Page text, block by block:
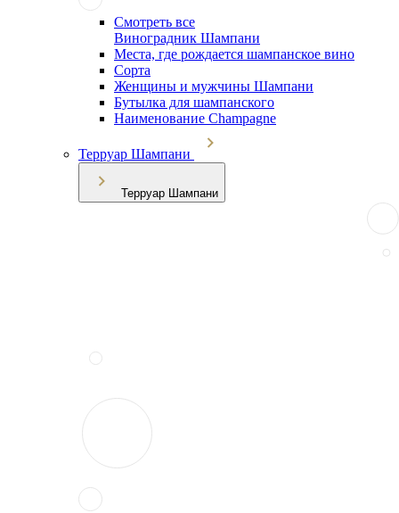
Смотреть все
Виноградник Шампани
Места, где рождается шампанское вино
Сорта
Женщины и мужчины Шампани
Бутылка для шампанского
Наименование Champagne
Терруар Шампани
Терруар Шампани